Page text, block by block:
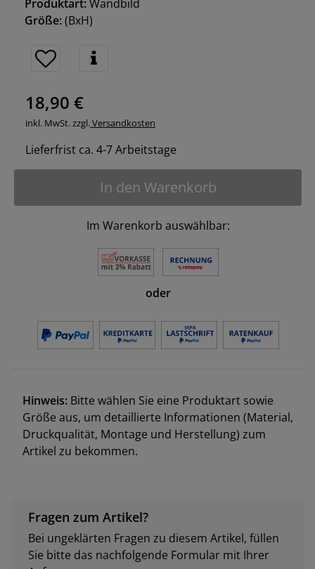
Produktart:Wandbild
Größe:(BxH)
18,90 €
inkl. MwSt. zzgl.Versandkosten
Lieferfrist ca. 4-7 Arbeitstage
In den Warenkorb
Im Warenkorb auswählbar:
oder
Hinweis: Bitte wählen Sie eine Produktart sowie
Größe aus, um detaillierte Informationen (Material,
Druckqualität, Montage und Herstellung) zum
Artikel zu bekommen.
Fragen zum Artikel?
Bei ungeklärten Fragen zu diesem Artikel, füllen
Sie bitte das nachfolgende Formular mit Ihrer